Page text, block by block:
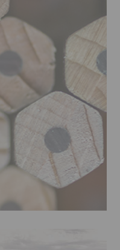
Familiendynastie